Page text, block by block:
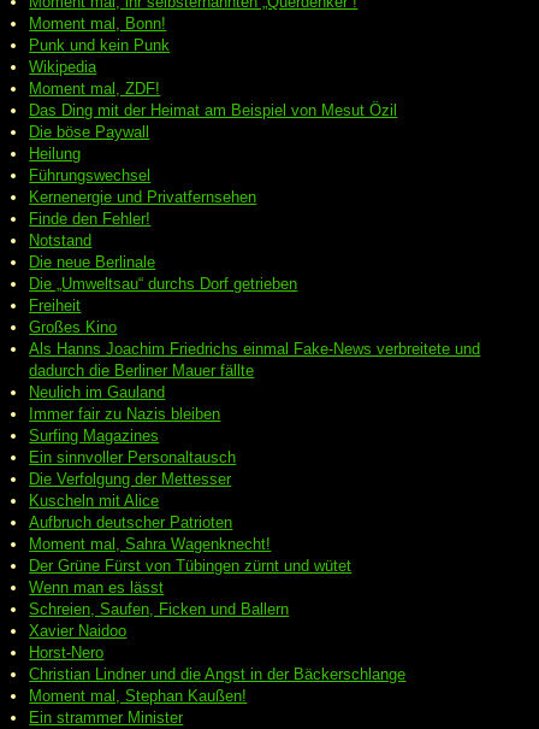
Moment mal, Bonn!
Punk und kein Punk
Wikipedia
Moment mal, ZDF!
Das Ding mit der Heimat am Beispiel von Mesut Özil
Die böse Paywall
Heilung
Führungswechsel
Kernenergie und Privatfernsehen
Finde den Fehler!
Notstand
Die neue Berlinale
Die „Umweltsau“ durchs Dorf getrieben
Freiheit
Großes Kino
Als Hanns Joachim Friedrichs einmal Fake-News verbreitete und
dadurch die Berliner Mauer fällte
Neulich im Gauland
Immer fair zu Nazis bleiben
Surfing Magazines
Ein sinnvoller Personaltausch
Die Verfolgung der Mettesser
Kuscheln mit Alice
Aufbruch deutscher Patrioten
Moment mal, Sahra Wagenknecht!
Der Grüne Fürst von Tübingen zürnt und wütet
Wenn man es lässt
Schreien, Saufen, Ficken und Ballern
Xavier Naidoo
Horst-Nero
Christian Lindner und die Angst in der Bäckerschlange
Moment mal, Stephan Kaußen!
Ein strammer Minister